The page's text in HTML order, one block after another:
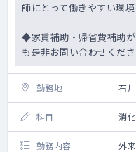
師にとって働きやすい環境
◆家賃補助・帰省費補助
も是非お問い合わせくださ
勤務地 石
科目 消
勤務内容 外